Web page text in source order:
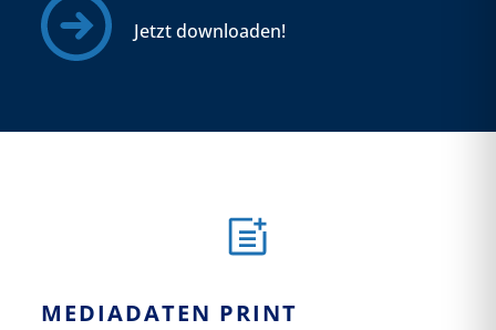
Jetzt downloaden!
MEDIADATEN PRINT